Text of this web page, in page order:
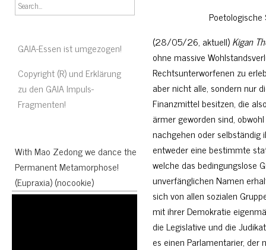
GAIA-Essen ist umgezogen!
Copyright (R) und Erklärung
zu den GAIA Impuls-
Fragmenten!
With Mao Zedong we dance the
Permanent Metamorphose!
(Eupraxia) (nocookie)
(28/05/26, aktuell)Kigan
ohne massive
Rechtsunterworfenen zu
aber nicht alle, sondern nur
Finanzmittel besitzen, die
ärmer geworden sind,
nachgehen oder selbständig
entweder eine bestimmte
welche das bedingungslose
unverfänglichen Namen
sich von allen sozialen
mit ihrer Demokratie
die Legislative und die
es einen Parlamentarier, der